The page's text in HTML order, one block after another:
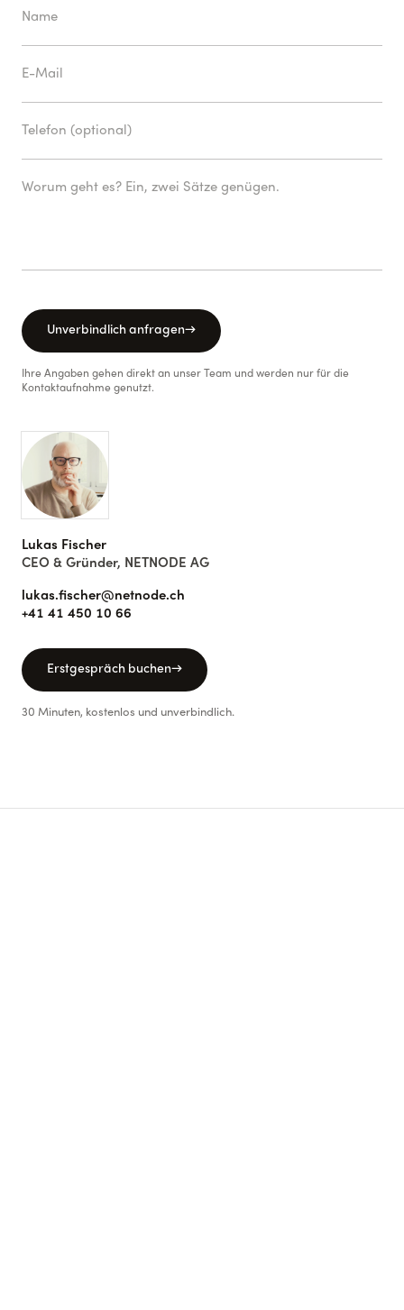
Unverbindlich anfragen→
Ihre Angaben gehen direkt an unser Team und werden nur für die
Kontaktaufnahme genutzt.
Lukas Fischer
CEO & Gründer, NETNODE AG
lukas.fischer@netnode.ch
+41 41 450 10 66
Erstgespräch buchen→
30 Minuten, kostenlos und unverbindlich.